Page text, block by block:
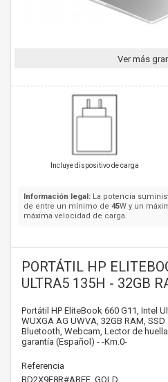
Ver más
Incluye dispositivo de carga
Información legal: La potencia
de entre un mínimo de 45W y un
máxima velocidad de carga.
PORTÁTIL HP
ULTRA5 135H - 32GB
Portátil HP EliteBook 660 G11, Intel
WUXGA AG UWVA, 32GB RAM, SSD
Bluetooth, Webcam, Lector de
garantía (Español) - -Km.0-
Referencia
BD2X9E8R#ABEE_GOLD